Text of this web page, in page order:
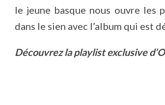
le jeune basque nous ouvre les
dans le sien avec l’album qui est
Découvrez la playlist exclusive